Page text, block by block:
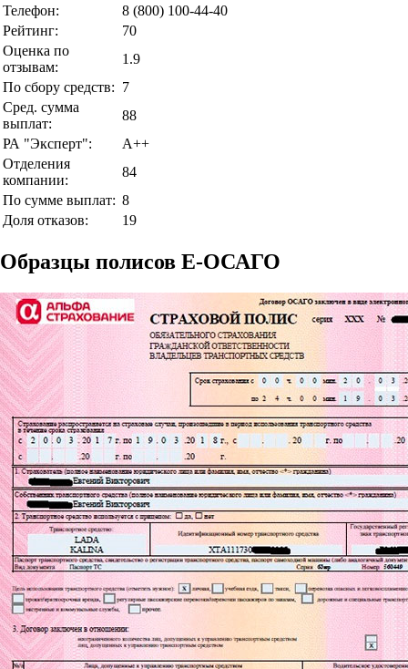
Телефон:
8 (800) 100-44-40
Рейтинг:
70
Оценка по
отзывам:
1.9
По сбору средств: 7
Сред. сумма
выплат:
88
РА "Эксперт":
A++
Отделения
компании:
84
По сумме выплат: 8
Доля отказов:
19
Образцы полисов E-ОСАГО